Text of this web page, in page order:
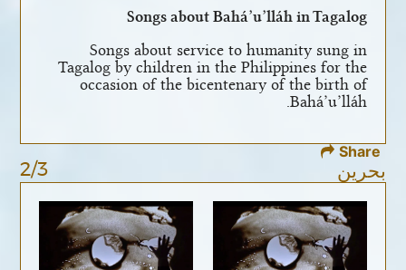
Songs about Bahá’u’lláh in Tagalog
Songs about service to humanity sung in
Tagalog by children in the Philippines for the
occasion of the bicentenary of the birth of
Bahá’u’lláh.
Share
بحرین 2/3